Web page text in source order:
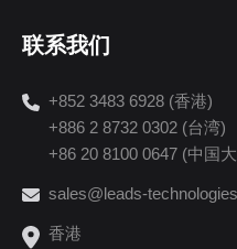
联系我们
+852 3483 6928 (香港)
+886 2 8732 0302 (台湾)
+86 20 8100 0647 (中国
sales@leads-
香港